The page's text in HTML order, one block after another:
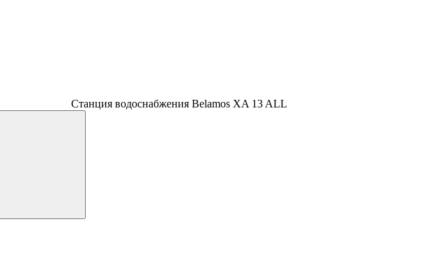
Станция водоснабжения Belamos XA 13 ALL